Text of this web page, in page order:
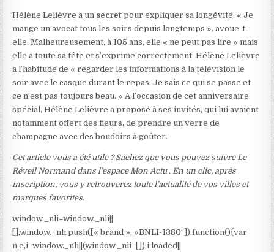
Hélène Lelièvre a un secretpour expliquer sa longévité. « Je
mange un avocat tous les soirs depuis longtemps », avoue-t-
elle. Malheureusement, à 105 ans, elle « ne peut pas lire » mais
elle a toute sa tête et s’exprime correctement. Hélène Lelièvre
a l’habitude de « regarder les informations à la télévision le
soir avec le casque durant le repas. Je sais ce qui se passe et
ce n’est pas toujours beau. » A l’occasion de cet anniversaire
spécial, Hélène Lelièvre a proposé à ses invités, qui lui avaient
notamment offert des fleurs, de prendre un verre de
champagne avec des boudoirs à goûter.
Cet article vous a été utile ? Sachez que vous pouvez suivre Le
Réveil Normand dans l’espace Mon Actu . En un clic, après
inscription, vous y retrouverez toute l’actualité de vos villes et
marques favorites.
window._nli=window._nli||
[],window._nli.push([« brand », »BNLI-1380″]),function(){var
n,e,i=window._nli||(window._nli=[]);i.loaded||